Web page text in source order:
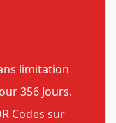
limitation
356 Jours.
Codes sur